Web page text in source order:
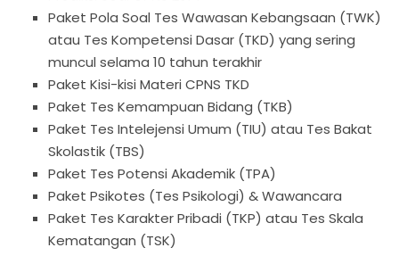
Paket Pola Soal Tes Wawasan Kebangsaan (TWK)
atau Tes Kompetensi Dasar (TKD) yang sering
muncul selama 10 tahun terakhir
Paket Kisi-kisi Materi CPNS TKD
Paket Tes Kemampuan Bidang (TKB)
Paket Tes Intelejensi Umum (TIU) atau Tes Bakat
Skolastik (TBS)
Paket Tes Potensi Akademik (TPA)
Paket Psikotes (Tes Psikologi) & Wawancara
Paket Tes Karakter Pribadi (TKP) atau Tes Skala
Kematangan (TSK)